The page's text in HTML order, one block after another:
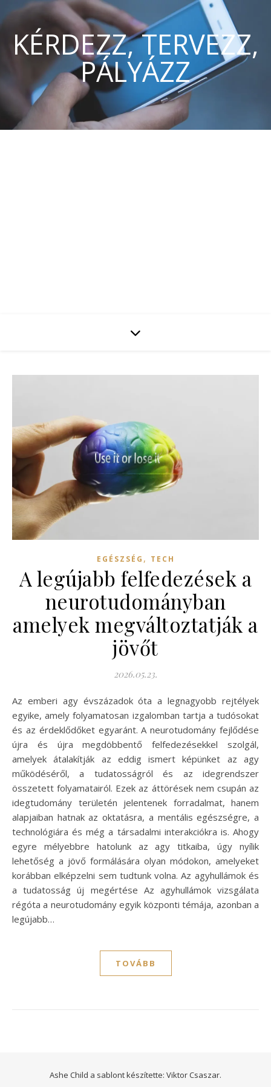
KÉRDEZZ, TERVEZZ,
PÁLYÁZZ
EGÉSZSÉG , TECH
A legújabb felfedezések a
neurotudományban
amelyek megváltoztatják a
jövőt
2026.05.23.
Az emberi agy évszázadok óta a legnagyobb rejtélyek
egyike, amely folyamatosan izgalomban tartja a tudósokat
és az érdeklődőket egyaránt. A neurotudomány fejlődése
újra és újra megdöbbentő felfedezésekkel szolgál,
amelyek átalakítják az eddig ismert képünket az agy
működéséről, a tudatosságról és az idegrendszer
összetett folyamatairól. Ezek az áttörések nem csupán az
idegtudomány területén jelentenek forradalmat, hanem
alapjaiban hatnak az oktatásra, a mentális egészségre, a
technológiára és még a társadalmi interakciókra is. Ahogy
egyre mélyebbre hatolunk az agy titkaiba, úgy nyílik
lehetőség a jövő formálására olyan módokon, amelyeket
korábban elképzelni sem tudtunk volna. Az agyhullámok és
a tudatosság új megértése Az agyhullámok vizsgálata
régóta a neurotudomány egyik központi témája, azonban a
legújabb…
TOVÁBB
Ashe Child a sablont készítette: Viktor Csaszar.